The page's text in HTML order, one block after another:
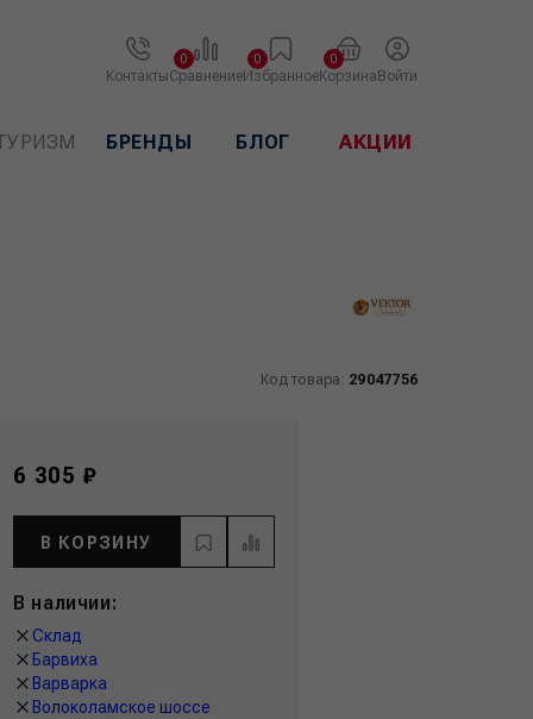
КонтактыСравнение
0
Избранное
0
Корзина
0
Войти
БРЕНДЫ БЛОГ АКЦИИ
Код товара: 29047756
6 305 ₽
В КОРЗИНУ
В наличии:
Склад
Барвиха
Варварка
Волоколамское шоссе